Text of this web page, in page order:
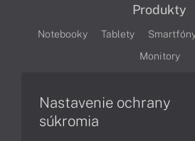
Produkty
Notebooky Tablety
Monitory
Články
Obchodné informácie
Nastavenie ochrany
súkromia